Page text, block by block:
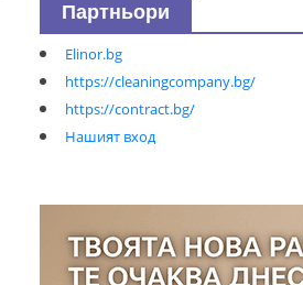
Партньори
Elinor.bg
https://cleaningcompany.bg/
https://contract.bg/
Нашият вход